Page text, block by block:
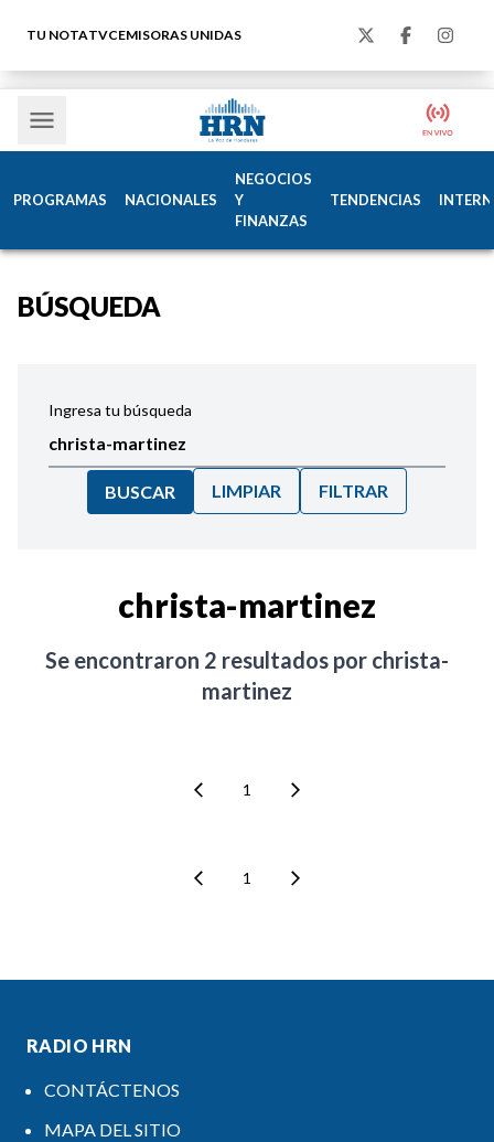
TU NOTATVCEMISORAS UNIDAS
PROGRAMAS NACIONALES
NEGOCIOS
Y
FINANZAS
TENDENCIAS
BÚSQUEDA
Ingresa tu búsqueda
BUSCAR LIMPIAR FILTRAR
christa-martinez
Se encontraron 2 resultados por christa-
martinez
1
1
RADIO HRN
CONTÁCTENOS
MAPA DEL SITIO